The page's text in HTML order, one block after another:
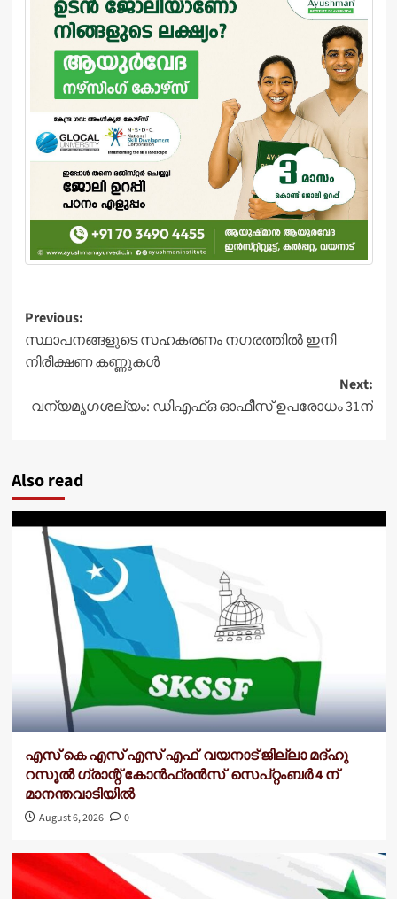
Post
navigation
Previous:
സ്ഥാപനങ്ങളുടെ സഹകരണം നഗരത്തില്‍ ഇനി
നിരീക്ഷണ കണ്ണുകള്‍
Next:
വന്യമൃഗശല്യം: ഡിഎഫ്ഒ ഓഫീസ് ഉപരോധം 31ന്
Also read
എസ് കെ എസ് എസ് എഫ് വയനാട് ജില്ലാ മദ്ഹു
റസൂൽ ഗ്രാന്റ് കോൻഫ്രൻസ് സെപ്റ്റംബർ 4 ന്
മാനന്തവാടിയിൽ
August 6, 2026 0